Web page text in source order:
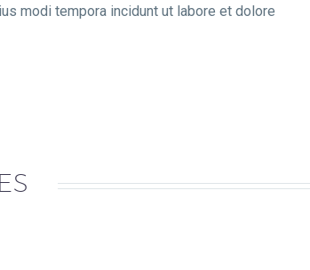
modi tempora incidunt ut labore et dolore